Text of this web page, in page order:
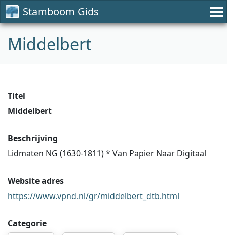
Stamboom Gids
Middelbert
Titel
Middelbert
Beschrijving
Lidmaten NG (1630-1811) * Van Papier Naar Digitaal
Website adres
https://www.vpnd.nl/gr/middelbert_dtb.html
Categorie